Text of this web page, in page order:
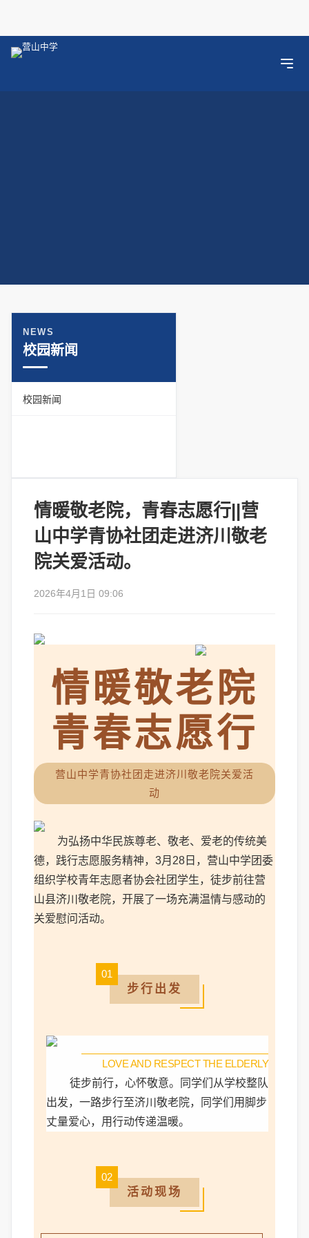
NEWS
校园新闻
校园新闻
情暖敬老院，青春志愿行||营
山中学青协社团走进济川敬老
院关爱活动。
2026年4月1日 09:06
情暖敬老院
青春志愿行
营山中学青协社团走进济川敬老院关爱活
动
为弘扬中华民族尊老、敬老、爱老的传统美
德，践行志愿服务精神，3月28日，营山中学团委
组织学校青年志愿者协会社团学生，徒步前往营
山县济川敬老院，开展了一场充满温情与感动的
关爱慰问活动。
01
步行出发
LOVE AND RESPECT THE ELDERLY
徒步前行，心怀敬意。同学们从学校整队
出发，一路步行至济川敬老院，同学们用脚步
丈量爱心，用行动传递温暖。
02
活动现场